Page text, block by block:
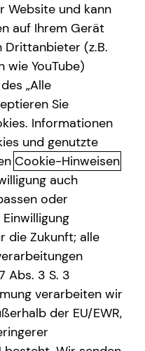
und dein
zunehmend knappen
Immobilie immer
eines Eigenheims ist
Entscheidung – sie ist
perfekt zu deiner
Ein sicheres
und eine gute
solide
dein Eigenheim
und keine zu große
Website und kann
auf Ihrem Gerät
Drittanbieter (z.B.
wie YouTube)
„Alle
Sie
Informationen
und genutzte
Cookie-Hinweisen
auch
oder
die Zukunft; alle
Abs. 3 S. 3
verarbeiten wir
der EU/EWR,